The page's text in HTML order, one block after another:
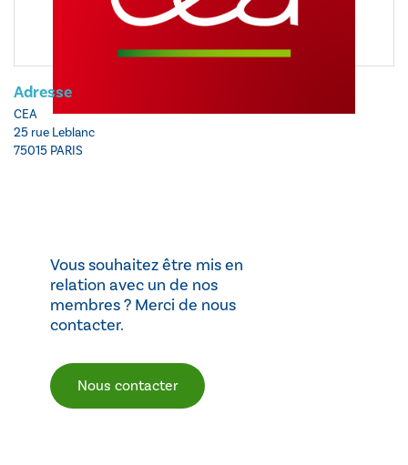
Adresse
CEA
25 rue Leblanc
75015 PARIS
Vous souhaitez être mis en
relation avec un de nos
membres ? Merci de nous
contacter.
Nous contacter